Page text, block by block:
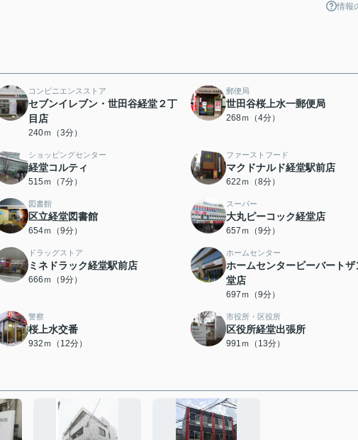
情報
コンビニエンスストア
セブンイレブン・世田谷経堂２丁
目店
240ｍ（3分）
郵便局
世田谷桜上水一郵便局
268ｍ（4分）
ショッピングセンター
経堂コルティ
515ｍ（7分）
ファーストフード
マクドナルド経堂駅前店
622ｍ（8分）
図書館
区立経堂図書館
654ｍ（9分）
スーパー
大丸ピーコック経堂店
657ｍ（9分）
ドラッグストア
ミネドラック経堂駅前店
666ｍ（9分）
ホームセンター
ホームセンタービーバートザ
堂店
697ｍ（9分）
警察
桜上水交番
932ｍ（12分）
市役所・区役所
区役所経堂出張所
991ｍ（13分）